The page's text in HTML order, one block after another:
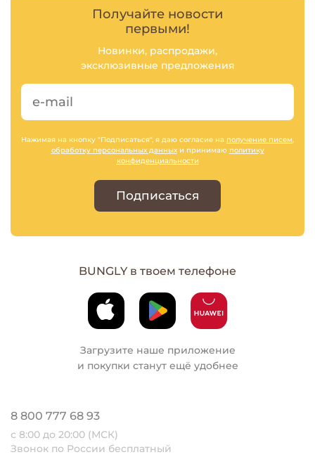
Получайте новости
первыми!
Новинки, распродажи,
эксклюзивные предложения
Нажимая на кнопку "Подписаться", я даю согласие на получение писем,
обработку персональных данныхи принимаю политику
конфиденциальности
Подписаться
BUNGLY в твоем телефоне
Загрузите наше приложение
и покупки станут ещё удобнее
8 800 777 68 93
с 8:00 до 20:00 (МСК)
Звонок по России бесплатный